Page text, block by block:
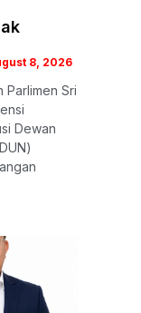
8, 2026
Parlimen Sri
Dewan